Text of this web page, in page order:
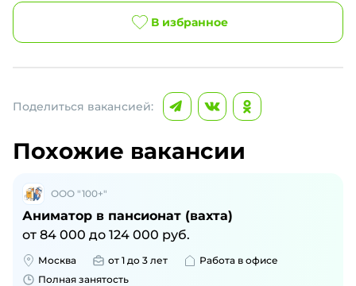
В избранное
Поделиться вакансией:
Похожие вакансии
ООО "100+"
Аниматор в пансионат (вахта)
от 84 000 до 124 000 руб.
Москва от 1 до 3 лет
Работа в офисе
Полная занятость